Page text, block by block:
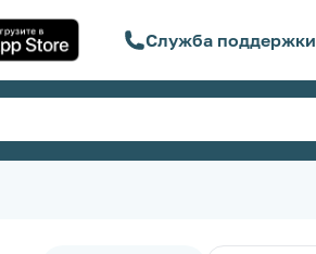
Служба поддержки